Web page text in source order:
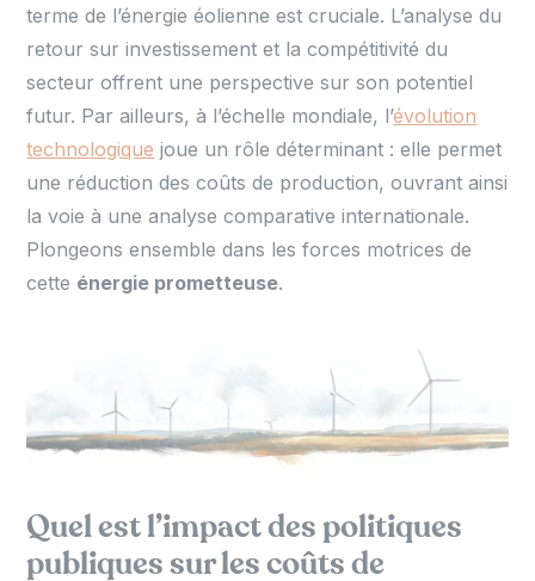
terme de l’énergie éolienne est cruciale. L’analyse du
retour sur investissement et la compétitivité du
secteur offrent une perspective sur son potentiel
futur. Par ailleurs, à l’échelle mondiale, l’évolution
technologique joue un rôle déterminant : elle permet
une réduction des coûts de production, ouvrant ainsi
la voie à une analyse comparative internationale.
Plongeons ensemble dans les forces motrices de
cette énergie prometteuse.
Quel est l’impact des politiques
publiques sur les coûts de